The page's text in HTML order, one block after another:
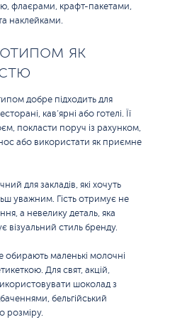
флаєрами, крафт-пакетами,
наклейками.
як
добре підходить для
кав’ярні або готелі. Її
покласти поруч із рахунком,
або використати як приємне
для закладів, які хочуть
уважним. Гість отримує не
а невелику деталь, яка
візуальний стиль бренду.
обирають маленькі молочні
Для свят, акцій,
шоколад з
бельгійський
розміру.